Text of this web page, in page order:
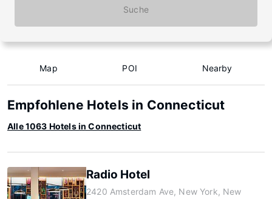
Suche
Map POI Nearby
Empfohlene Hotels in Connecticut
Alle 1063 Hotels in Connecticut
Radio Hotel
2420 Amsterdam Ave, New York, New